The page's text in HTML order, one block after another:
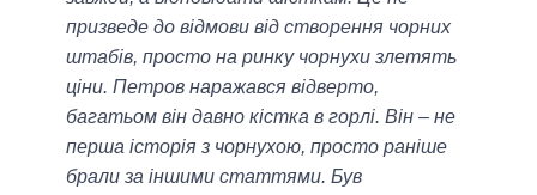
призведе до відмови від створення чорних
штабів, просто на ринку чорнухи злетять
ціни. Петров наражався відверто,
багатьом він давно кістка в горлі. Він – не
перша історія з чорнухою, просто раніше
брали за іншими статтями. Був